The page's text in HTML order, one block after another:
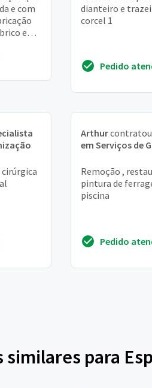
e com
em
dianteiro e
corcel 1
Pedido
Arthurcontratou
em Serviços de
Remoção ,
pintura de
piscina
Pedido
similares para